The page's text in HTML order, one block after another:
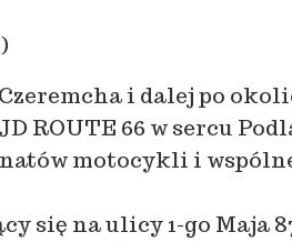
i dalej po
ROUTE 66 w sercu
motocykli i
się na ulicy 1-go Maja